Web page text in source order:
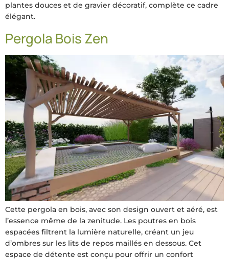
plantes douces et de gravier décoratif, complète ce cadre
élégant.
Pergola Bois Zen
Cette pergola en bois, avec son design ouvert et aéré, est
l’essence même de la zenitude. Les poutres en bois
espacées filtrent la lumière naturelle, créant un jeu
d’ombres sur les lits de repos maillés en dessous. Cet
espace de détente est conçu pour offrir un confort